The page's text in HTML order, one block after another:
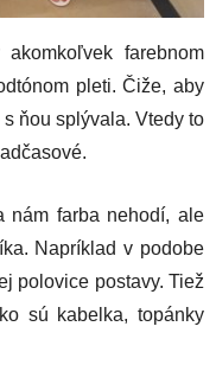
farebnom
pleti. Čiže, aby
ňou splývala. Vtedy to
nám farba nehodí, ale
Napríklad v podobe
polovice postavy. Tiež
sú kabelka, topánky